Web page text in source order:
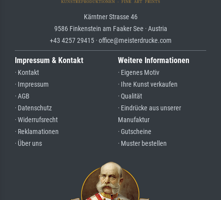
Kärntner Strasse 46
9586 Finkenstein am Faaker See · Austria
+43 4257 29415 · office@meisterdrucke.com
Impressum & Kontakt
· Kontakt
· Impressum
· AGB
· Datenschutz
· Widerrufsrecht
· Reklamationen
· Über uns
Weitere Informationen
· Eigenes Motiv
· Ihre Kunst verkaufen
· Qualität
· Eindrücke aus unserer
Manufaktur
· Gutscheine
· Muster bestellen